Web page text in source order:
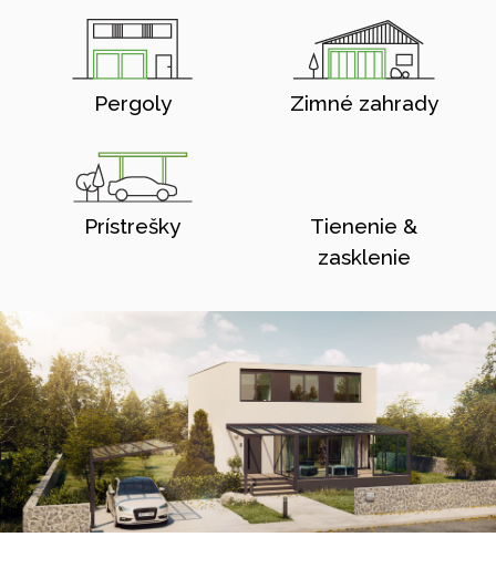
Pergoly Zimné zahrady
Prístrešky
Tienenie &
zasklenie